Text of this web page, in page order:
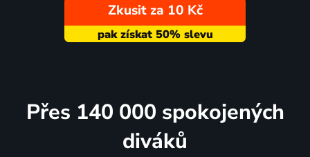
Zkusit za 10 Kč
Přes 140 000 spokojených
diváků